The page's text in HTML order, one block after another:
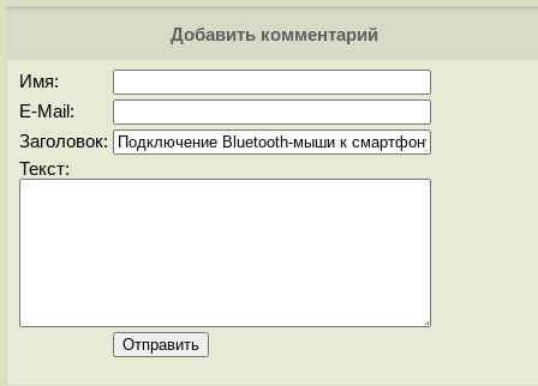
Добавить комментарий
Имя:
E-Mail:
Заголовок:
Текст: